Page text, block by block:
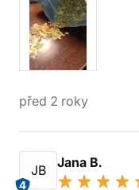
před 2 roky
JB
4
Jana B.